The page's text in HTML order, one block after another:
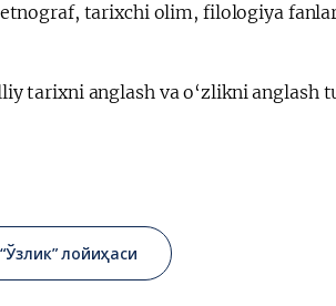
tarixchi olim, filologiya
tarixni anglash va o‘zlikni anglash
“Ўзлик” лойиҳаси